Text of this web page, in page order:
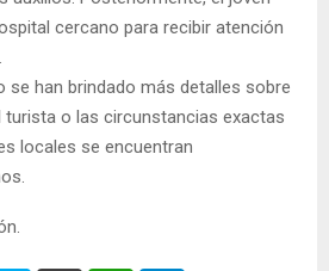
cercano para recibir atención
se han brindado más detalles sobre
turista o las circunstancias exactas
locales se encuentran